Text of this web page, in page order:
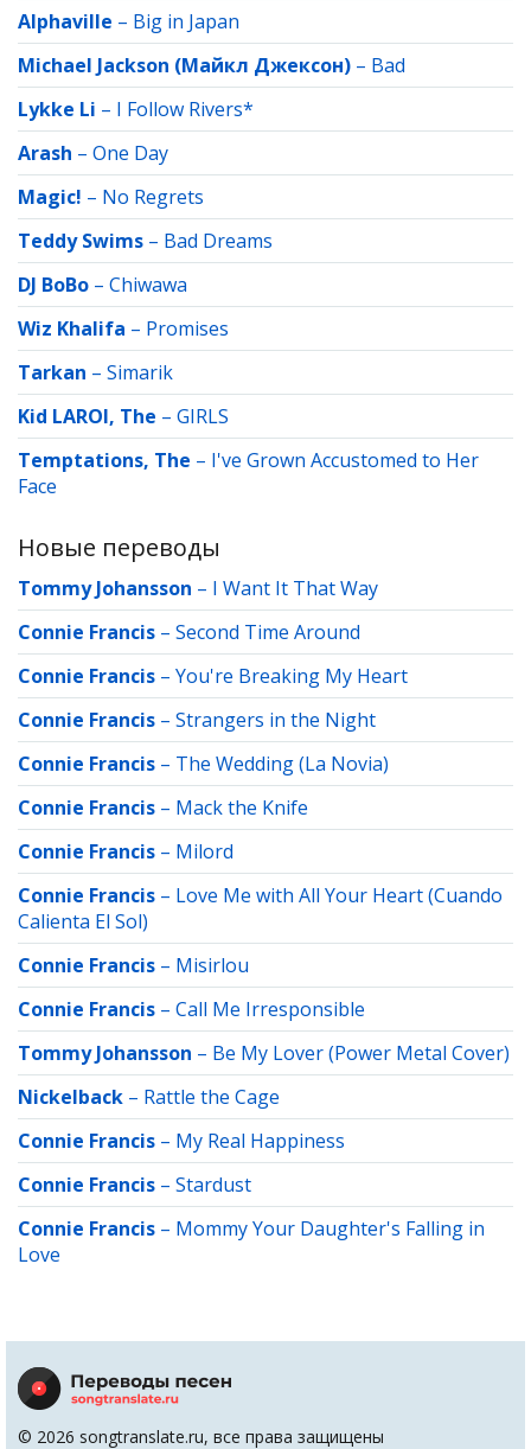
Alphaville – Big in Japan
Michael Jackson (Майкл Джексон) – Bad
Lykke Li – I Follow Rivers*
Arash – One Day
Magic! – No Regrets
Teddy Swims – Bad Dreams
DJ BoBo – Chiwawa
Wiz Khalifa – Promises
Tarkan – Simarik
Kid LAROI, The – GIRLS
Temptations, The – I've Grown Accustomed to Her
Face
Новые переводы
Tommy Johansson – I Want It That Way
Connie Francis – Second Time Around
Connie Francis – You're Breaking My Heart
Connie Francis – Strangers in the Night
Connie Francis – The Wedding (La Novia)
Connie Francis – Mack the Knife
Connie Francis – Milord
Connie Francis – Love Me with All Your Heart (Cuando
Calienta El Sol)
Connie Francis – Misirlou
Connie Francis – Call Me Irresponsible
Tommy Johansson – Be My Lover (Power Metal Cover)
Nickelback – Rattle the Cage
Connie Francis – My Real Happiness
Connie Francis – Stardust
Connie Francis – Mommy Your Daughter's Falling in
Love
© 2026 songtranslate.ru, все права защищены